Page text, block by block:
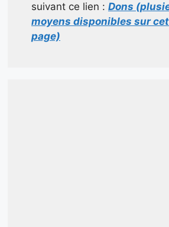
suivant ce lien : Dons
moyens disponibles sur
page)